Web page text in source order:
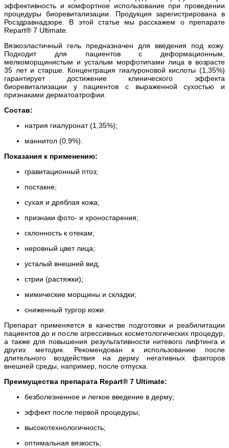
эффективность и комфортное использование при проведении
процедуры биоревитализации. Продукция зарегистрирована в
Росздравнадзоре. В этой статье мы расскажем о препарате
Repart® 7 Ultimate.
Вязкоэластичный гель предназначен для введения под кожу.
Подходит для пациентов с деформационным,
мелкоморщинистым и усталым морфотипами лица в возрасте
35 лет и старше. Концентрация гиалуроновой кислоты (1,35%)
гарантирует достижение клинического эффекта
биоревитализации у пациентов с выраженной сухостью и
признаками дерматоатрофии.
Состав:
натрия гиалуронат (1,35%);
маннитол (0,9%).
Показания к применению:
гравитационный птоз;
постакне;
сухая и дряблая кожа;
признаки фото- и хроностарения;
склонность к отекам;
неровный цвет лица;
усталый внешний вид;
стрии (растяжки);
мимические морщины и складки;
сниженный тургор кожи.
Препарат применяется в качестве подготовки и реабилитации
пациентов до и после агрессивных косметологических процедур,
а также для повышения результативности нитевого лифтинга и
других методик. Рекомендован к использованию после
длительного воздействия на дерму негативных факторов
внешней среды, например, после отпуска.
Преимущества препарата Repart® 7 Ultimate:
безболезненное и легкое введение в дерму;
эффект после первой процедуры;
высокотехнологичность;
оптимальная вязкость;